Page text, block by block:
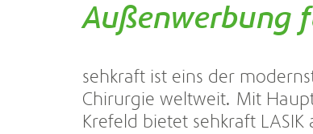
Außenwerbung
sehkraft ist eins der
Chirurgie weltweit. Mit
Krefeld bietet sehkraft